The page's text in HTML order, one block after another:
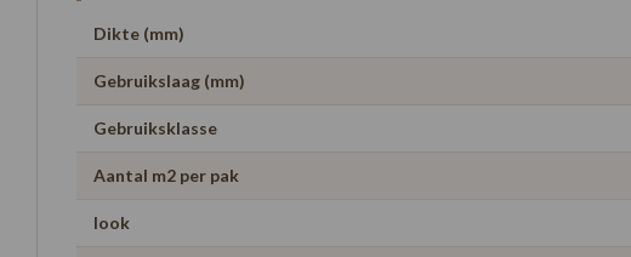
Dikte (mm)
Gebruikslaag (mm)
Gebruiksklasse
Aantal m2 per pak
look